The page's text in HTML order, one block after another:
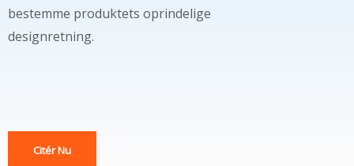
bestemme produktets oprindelige
designretning.
Citér Nu